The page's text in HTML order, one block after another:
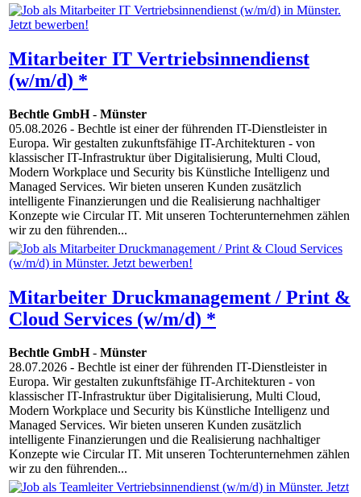
Mitarbeiter IT Vertriebsinnendienst
(w/m/d) *
Bechtle GmbH- Münster
05.08.2026 - Bechtle ist einer der führenden IT-Dienstleister in
Europa. Wir gestalten zukunftsfähige IT-Architekturen - von
klassischer IT-Infrastruktur über Digitalisierung, Multi Cloud,
Modern Workplace und Security bis Künstliche Intelligenz und
Managed Services. Wir bieten unseren Kunden zusätzlich
intelligente Finanzierungen und die Realisierung nachhaltiger
Konzepte wie Circular IT. Mit unseren Tochterunternehmen zählen
wir zu den führenden...
Mitarbeiter Druckmanagement / Print &
Cloud Services (w/m/d) *
Bechtle GmbH- Münster
28.07.2026 - Bechtle ist einer der führenden IT-Dienstleister in
Europa. Wir gestalten zukunftsfähige IT-Architekturen - von
klassischer IT-Infrastruktur über Digitalisierung, Multi Cloud,
Modern Workplace und Security bis Künstliche Intelligenz und
Managed Services. Wir bieten unseren Kunden zusätzlich
intelligente Finanzierungen und die Realisierung nachhaltiger
Konzepte wie Circular IT. Mit unseren Tochterunternehmen zählen
wir zu den führenden...